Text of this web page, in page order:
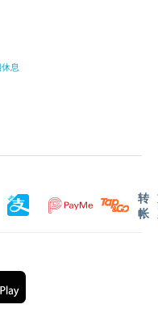
提取物、甘草提取
芝提取物、薏苡仁
钙、维生素D3、酸樱
抗结剂(硬脂酸镁)
天内安排发货。
所影响。 当八号烈
效时，送货服务时间
应情况再作最后确
未能提供任何订
有权拒绝接
过电话或电邮通知顾
品当日起计，使用期
息
转
帐